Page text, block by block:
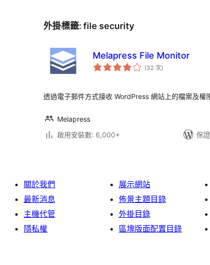
外掛標籤: file security
Melapress File Monitor
(32 次評
分)
透過電子郵件方式接收 WordPress 網站上的檔案及權
Melapress
啟用安裝數: 6,000+
保
關於我們
最新消息
主機代管
隱私權
展示網站
佈景主題目錄
外掛目錄
區塊版面配置目錄